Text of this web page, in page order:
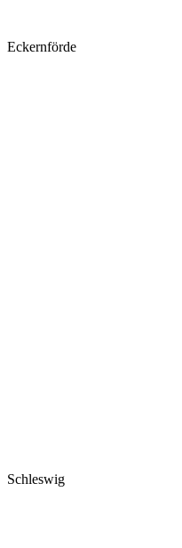
Eckernförde
Schleswig